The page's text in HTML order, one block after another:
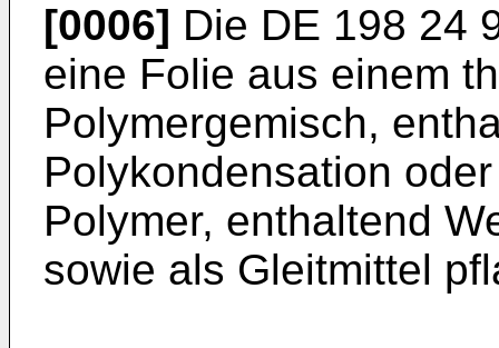
[0006] Die DE 198 24
eine Folie aus einem
Polymergemisch,
Polykondensation
Polymer, enthaltend
sowie als Gleitmittel